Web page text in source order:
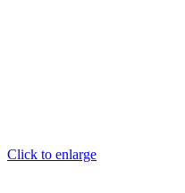
Click to enlarge